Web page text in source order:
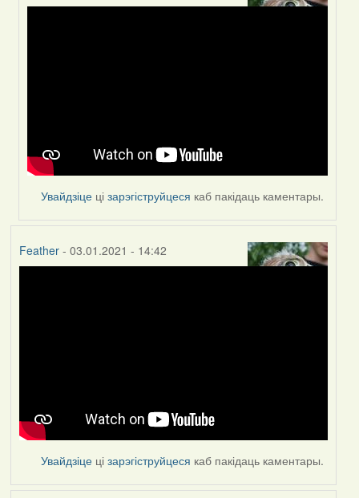
Увайдзіце цізарэгіструйцеся каб пакідаць каментары.
Feather- 03.01.2021 - 14:42
Увайдзіце цізарэгіструйцеся каб пакідаць каментары.